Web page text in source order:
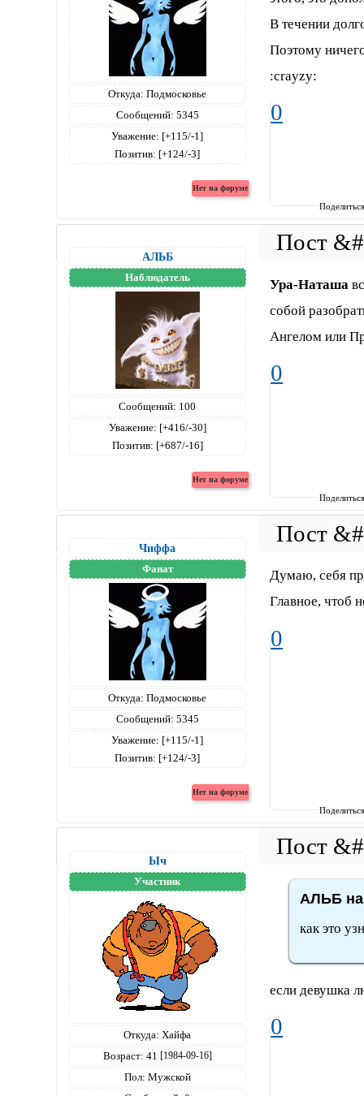
Откуда: Подмосковье
Сообщений: 5345
Уважение: [+115/-1]
Позитив: [+124/-3]
В течении
Поэтому
:crayzy:
0
АЛЬБ
Наблюдатель
Сообщений: 100
Уважение: [+416/-30]
Позитив: [+687/-16]
Ура-Наташа
собой
Ангелом или
0
Чиффа
Фанат
Откуда: Подмосковье
Сообщений: 5345
Уважение: [+115/-1]
Позитив: [+124/-3]
Думаю, себя
Главное, чтоб
0
Ыч
Участник
Откуда: Хайфа
Возраст: 41 [1984-09-16]
Пол: Мужской
АЛЬБ
как это
если девушка
0